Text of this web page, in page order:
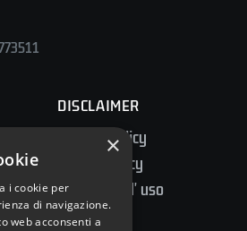
DISCLAIMER
Privacy Policy
Cookie Policy
Condizioni d' uso
×
i cookie per
di navigazione.
web acconsenti a